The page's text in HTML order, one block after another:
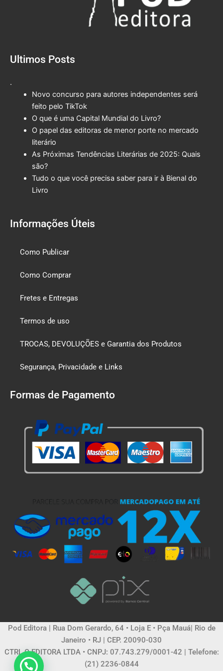
Ultimos Posts
.
Novo concurso para autores independentes será
feito pelo TikTok
O que é uma Capital Mundial do Livro?
O papel das editoras de menor porte no mercado
literário
As Próximas Tendências Literárias de 2025: Quais
são?
Tudo o que você precisa saber para ir à Bienal do
Livro
Informações Úteis
Como Publicar
Como Comprar
Fretes e Entregas
Termos de uso
TROCAS, DEVOLUÇÕES e Garantia dos Produtos
Segurança, Privacidade e Links
Formas de Pagamento
Pod Editora | Rua Dom Gerardo, 64 • Loja E • Pça Mauá| Rio de
Janeiro • RJ | CEP. 20090-030
CTRL C EDITORA LTDA • CNPJ: 07.743.279/0001-42 | Telefone:
(21) 2236-0844